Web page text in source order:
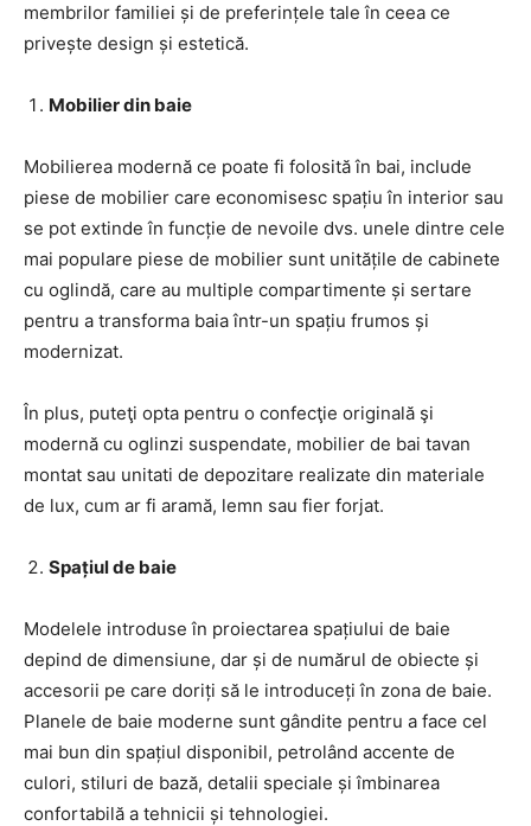
membrilor familiei și de preferințele tale în ceea ce
privește design și estetică.
Mobilier din baie
Mobilierea modernă ce poate fi folosită în bai, include
piese de mobilier care economisesc spațiu în interior sau
se pot extinde în funcție de nevoile dvs. unele dintre cele
mai populare piese de mobilier sunt unitățile de cabinete
cu oglindă, care au multiple compartimente și sertare
pentru a transforma baia într-un spațiu frumos și
modernizat.
În plus, puteţi opta pentru o confecţie originală şi
modernă cu oglinzi suspendate, mobilier de bai tavan
montat sau unitati de depozitare realizate din materiale
de lux, cum ar fi aramă, lemn sau fier forjat.
Spațiul de baie
Modelele introduse în proiectarea spațiului de baie
depind de dimensiune, dar și de numărul de obiecte și
accesorii pe care doriți să le introduceți în zona de baie.
Planele de baie moderne sunt gândite pentru a face cel
mai bun din spațiul disponibil, petrolând accente de
culori, stiluri de bază, detalii speciale și îmbinarea
confortabilă a tehnicii și tehnologiei.